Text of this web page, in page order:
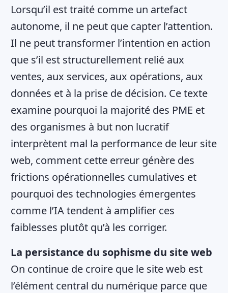
Lorsqu’il est traité comme un artefact
autonome, il ne peut que capter l’attention.
Il ne peut transformer l’intention en action
que s’il est structurellement relié aux
ventes, aux services, aux opérations, aux
données et à la prise de décision. Ce texte
examine pourquoi la majorité des PME et
des organismes à but non lucratif
interprètent mal la performance de leur site
web, comment cette erreur génère des
frictions opérationnelles cumulatives et
pourquoi des technologies émergentes
comme l’IA tendent à amplifier ces
faiblesses plutôt qu’à les corriger.
La persistance du sophisme du site web
On continue de croire que le site web est
l’élément central du numérique parce que